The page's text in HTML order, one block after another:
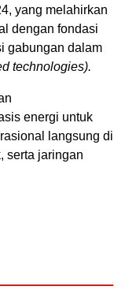
yang melahirkan
dengan fondasi
gabungan dalam
technologies).
energi untuk
langsung di
serta jaringan